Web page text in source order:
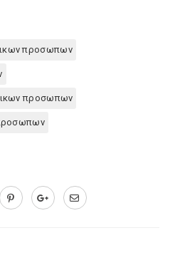
προσωπων
προσωπων